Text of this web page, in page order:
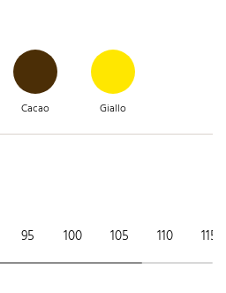
Cacao Giallo
95 100 105 110 115